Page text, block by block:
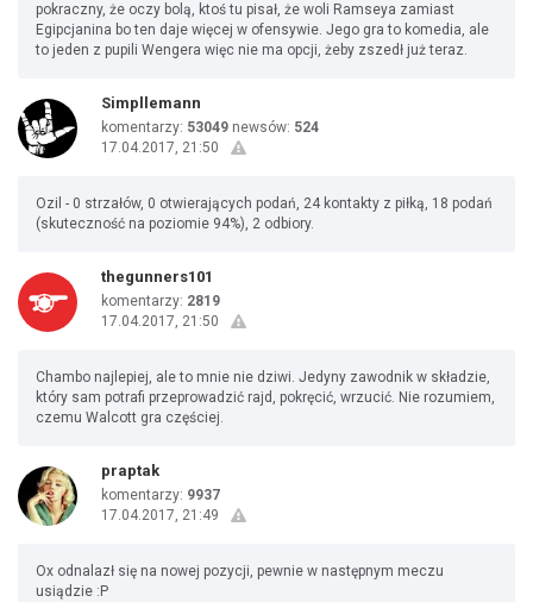
pokraczny, że oczy bolą, ktoś tu pisał, że woli Ramseya zamiast
Egipcjanina bo ten daje więcej w ofensywie. Jego gra to komedia, ale
to jeden z pupili Wengera więc nie ma opcji, żeby zszedł już teraz.
Simpllemann
komentarzy: 53049 newsów: 524
17.04.2017, 21:50
Ozil - 0 strzałów, 0 otwierających podań, 24 kontakty z piłką, 18 podań
(skuteczność na poziomie 94%), 2 odbiory.
thegunners101
komentarzy: 2819
17.04.2017, 21:50
Chambo najlepiej, ale to mnie nie dziwi. Jedyny zawodnik w składzie,
który sam potrafi przeprowadzić rajd, pokręcić, wrzucić. Nie rozumiem,
czemu Walcott gra częściej.
praptak
komentarzy: 9937
17.04.2017, 21:49
Ox odnalazł się na nowej pozycji, pewnie w następnym meczu
usiądzie :P